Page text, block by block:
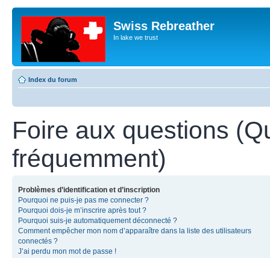
Swiss Rebreather
In lake we trust
Index du forum
Foire aux questions
fréquemment)
Problèmes d’identification et d’inscription
Pourquoi ne puis-je pas me connecter ?
Pourquoi dois-je m’inscrire après tout ?
Pourquoi suis-je automatiquement déconnecté ?
Comment empêcher mon nom d’apparaître dans la liste des utilisateurs
connectés ?
J’ai perdu mon mot de passe !